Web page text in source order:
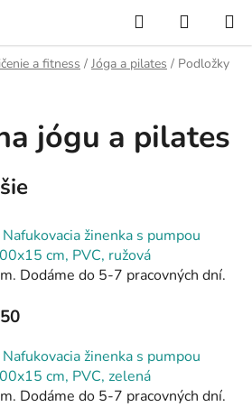
Hľadať
KOŠÍK
a fitness / Jóga a pilates / Podložky
jógu a pilates
žinenka s pumpou
cm, PVC, ružová
Dodáme do 5-7 pracovných dní.
žinenka s pumpou
cm, PVC, zelená
Dodáme do 5-7 pracovných dní.